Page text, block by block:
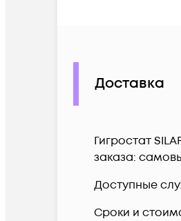
Доставка
Гигростат
заказа:
Доступные
Сроки и